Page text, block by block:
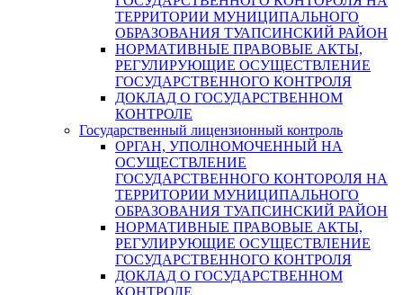
ТЕРРИТОРИИ МУНИЦИПАЛЬНОГО
ОБРАЗОВАНИЯ ТУАПСИНСКИЙ РАЙОН
НОРМАТИВНЫЕ ПРАВОВЫЕ АКТЫ,
РЕГУЛИРУЮЩИЕ ОСУЩЕСТВЛЕНИЕ
ГОСУДАРСТВЕННОГО КОНТРОЛЯ
ДОКЛАД О ГОСУДАРСТВЕННОМ
КОНТРОЛЕ
Государственный лицензионный контроль
ОРГАН, УПОЛНОМОЧЕННЫЙ НА
ОСУЩЕСТВЛЕНИЕ
ГОСУДАРСТВЕННОГО КОНТОРОЛЯ НА
ТЕРРИТОРИИ МУНИЦИПАЛЬНОГО
ОБРАЗОВАНИЯ ТУАПСИНСКИЙ РАЙОН
НОРМАТИВНЫЕ ПРАВОВЫЕ АКТЫ,
РЕГУЛИРУЮЩИЕ ОСУЩЕСТВЛЕНИЕ
ГОСУДАРСТВЕННОГО КОНТРОЛЯ
ДОКЛАД О ГОСУДАРСТВЕННОМ
КОНТРОЛЕ